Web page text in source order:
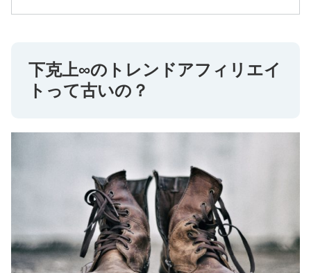
下克上∞のトレンドアフィリエイ
トって古いの？